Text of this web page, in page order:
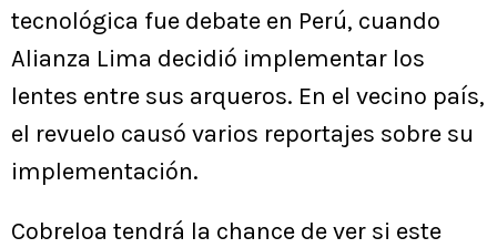
tecnológica fue debate en Perú, cuando
Alianza Lima decidió implementar los
lentes entre sus arqueros. En el vecino país,
el revuelo causó varios reportajes sobre su
implementación.
Cobreloa tendrá la chance de ver si este